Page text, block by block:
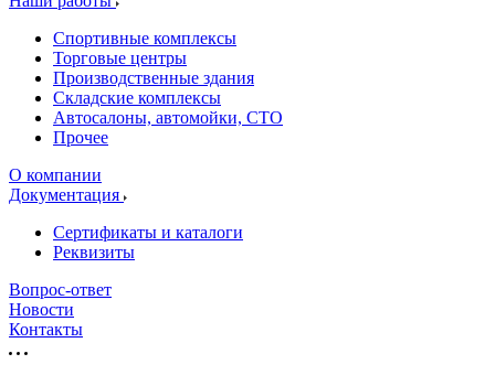
Спортивные комплексы
Торговые центры
Производственные здания
Складские комплексы
Автосалоны, автомойки, СТО
Прочее
О компании
Документация
Сертификаты и каталоги
Реквизиты
Вопрос-ответ
Новости
Контакты